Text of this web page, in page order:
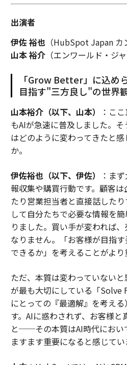
出演者
伊佐 裕也（HubSpot Japan カ
山本 裕介（エンワールド・ジ
「Grow Better」に込め
目指す"三方良し"の世界
山本裕介（以下、山本）
：こ
もAIが急速に普及しました。
はどのように変わってきたと
か。
伊佐裕也（以下、伊佐）
：ま
報収集や購買行動です。顧客
たり営業担当者と直接話した
して自分たちで必要な情報を
りました。買い手が変われば
なりません。「お客様が目指
できるか」を考えることがより
ただ、本質は変わっていない
が最も大切にしている「
にとっての『最適解』を考え
す。AIに惑わされず、お客様
と──その本質はAI時代におい
ますます重要になると感じてい